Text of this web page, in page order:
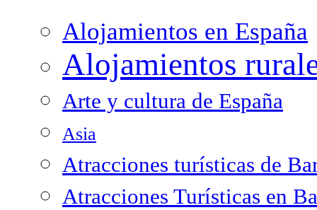
Alojamientos en España
Alojamientos
Arte y cultura de España
Asia
Atracciones turísticas de
Atracciones Turísticas en